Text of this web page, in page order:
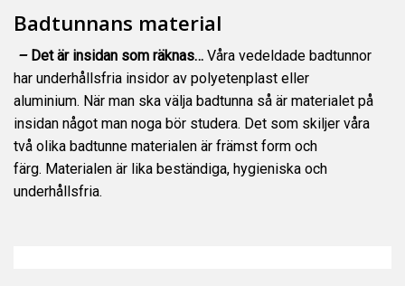
Badtunnans material
–Det är insidan som räknas… Våra vedeldade badtunnor
har underhållsfria insidor av polyetenplast eller
aluminium. När man ska välja badtunna så är materialet på
insidan något man noga bör studera. Det som skiljer våra
två olika badtunne materialen är främst form och
färg. Materialen är lika beständiga, hygieniska och
underhållsfria.